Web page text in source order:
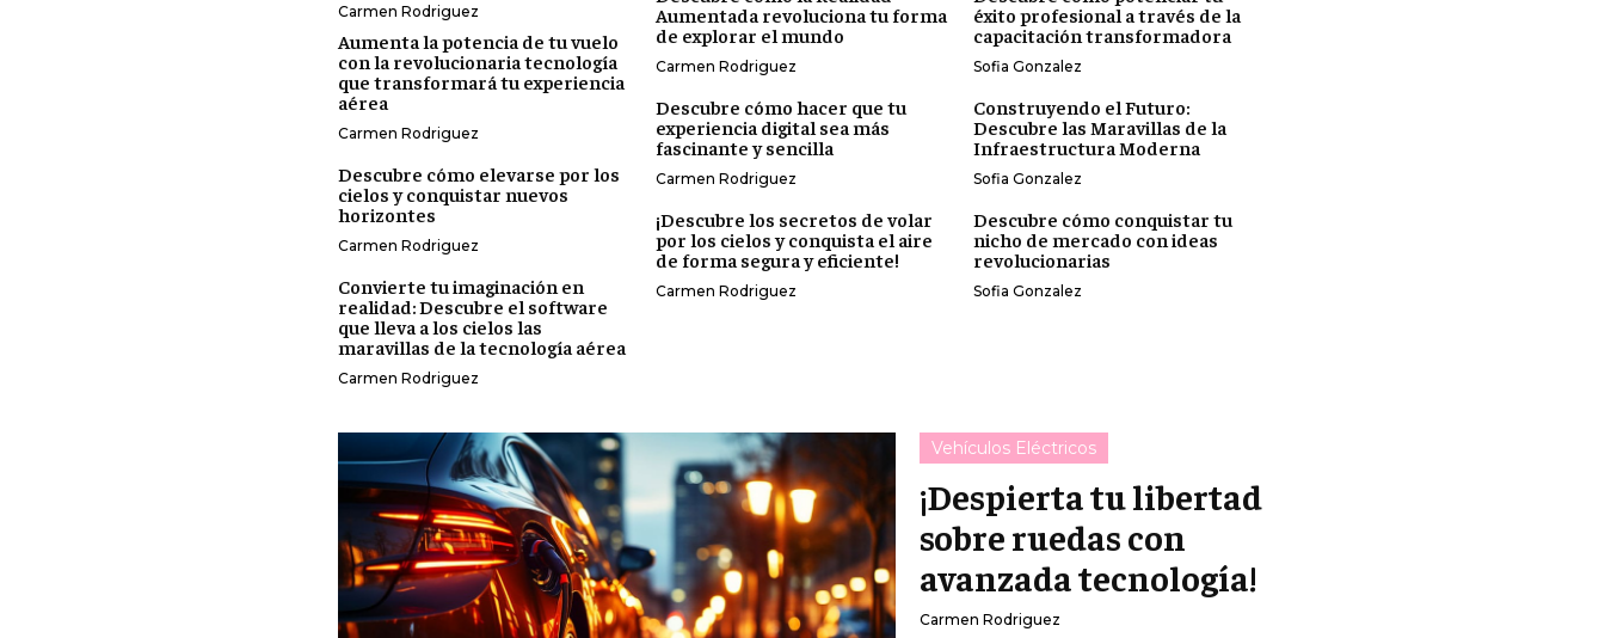
Carmen Rodriguez
Aumenta la potencia de tu vuelo
con la revolucionaria tecnología
que transformará tu experiencia
aérea
Carmen Rodriguez
Descubre cómo elevarse por los
cielos y conquistar nuevos
horizontes
Carmen Rodriguez
Convierte tu imaginación en
realidad: Descubre el software
que lleva a los cielos las
maravillas de la tecnología aérea
Carmen Rodriguez
Aumentada revoluciona tu forma
de explorar el mundo
Carmen Rodriguez
Descubre cómo hacer que tu
experiencia digital sea más
fascinante y sencilla
Carmen Rodriguez
¡Descubre los secretos de volar
por los cielos y conquista el aire
de forma segura y eficiente!
Carmen Rodriguez
éxito profesional a través de la
capacitación transformadora
Sofia Gonzalez
Construyendo el Futuro:
Descubre las Maravillas de la
Infraestructura Moderna
Sofia Gonzalez
Descubre cómo conquistar tu
nicho de mercado con ideas
revolucionarias
Sofia Gonzalez
Vehículos Eléctricos
¡Despierta tu libertad
sobre ruedas con
avanzada tecnología!
Carmen Rodriguez